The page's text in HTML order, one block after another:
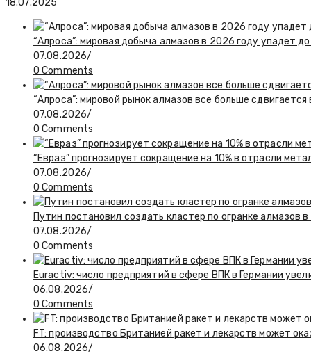
18.07.2025
“Алроса”: мировая добыча алмазов в 2026 году упадет
07.08.2026/
0 Comments
“Алроса”: мировой рынок алмазов все больше
07.08.2026/
0 Comments
“Евраз” прогнозирует сокращение на 10% в отрасли
07.08.2026/
0 Comments
Путин постановил создать кластер по огранке алмазов
07.08.2026/
0 Comments
Euractiv: число предприятий в сфере ВПК в Германии
06.08.2026/
0 Comments
FT: производство Британией ракет и лекарств может
06.08.2026/